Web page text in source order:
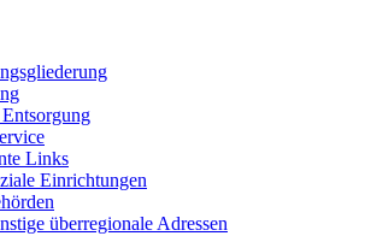
Links
Einrichtungen
überregionale Adressen